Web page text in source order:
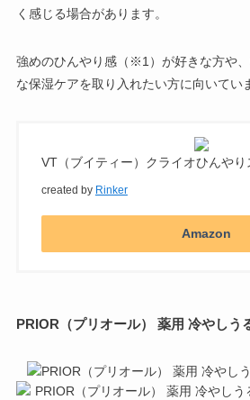
く感じる場合があります。
強めのひんやり感（※1）が好きな方や
な保湿ケアを取り入れたい方に向いてい
VT（ブイティー）クライオひんやり
created by Rinker
Amazon
PRIOR（プリオール） 薬用 冷やしう